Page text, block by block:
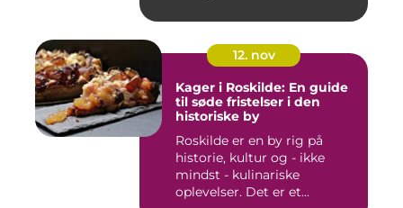
12. nov
Kager i Roskilde: En guide
til søde fristelser i den
historiske by
Roskilde er en by rig på
historie, kultur og - ikke
mindst - kulinariske
oplevelser. Det er et...